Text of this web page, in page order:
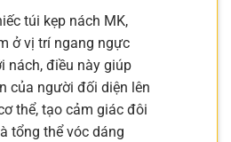
túi kẹp nách MK,
ở vị trí ngang ngực
nách, điều này giúp
của người đối diện lên
thể, tạo cảm giác đôi
tổng thể vóc dáng